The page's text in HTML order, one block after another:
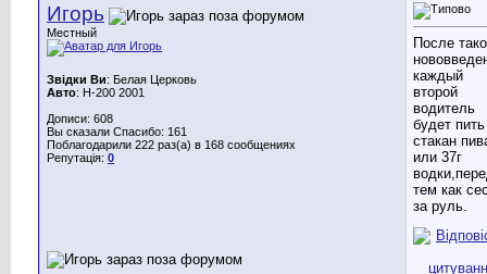
Игорь
Местный
Звідки Ви: Белая Церковь
Авто: H-200 2001
Дописи: 608
Вы сказали Спасибо: 161
Поблагодарили 222 раз(а) в 168 сообщениях
Репутація: 0
После
каждый
второй
водитель
будет пить
стакан
или 37г
тем как
за руль.